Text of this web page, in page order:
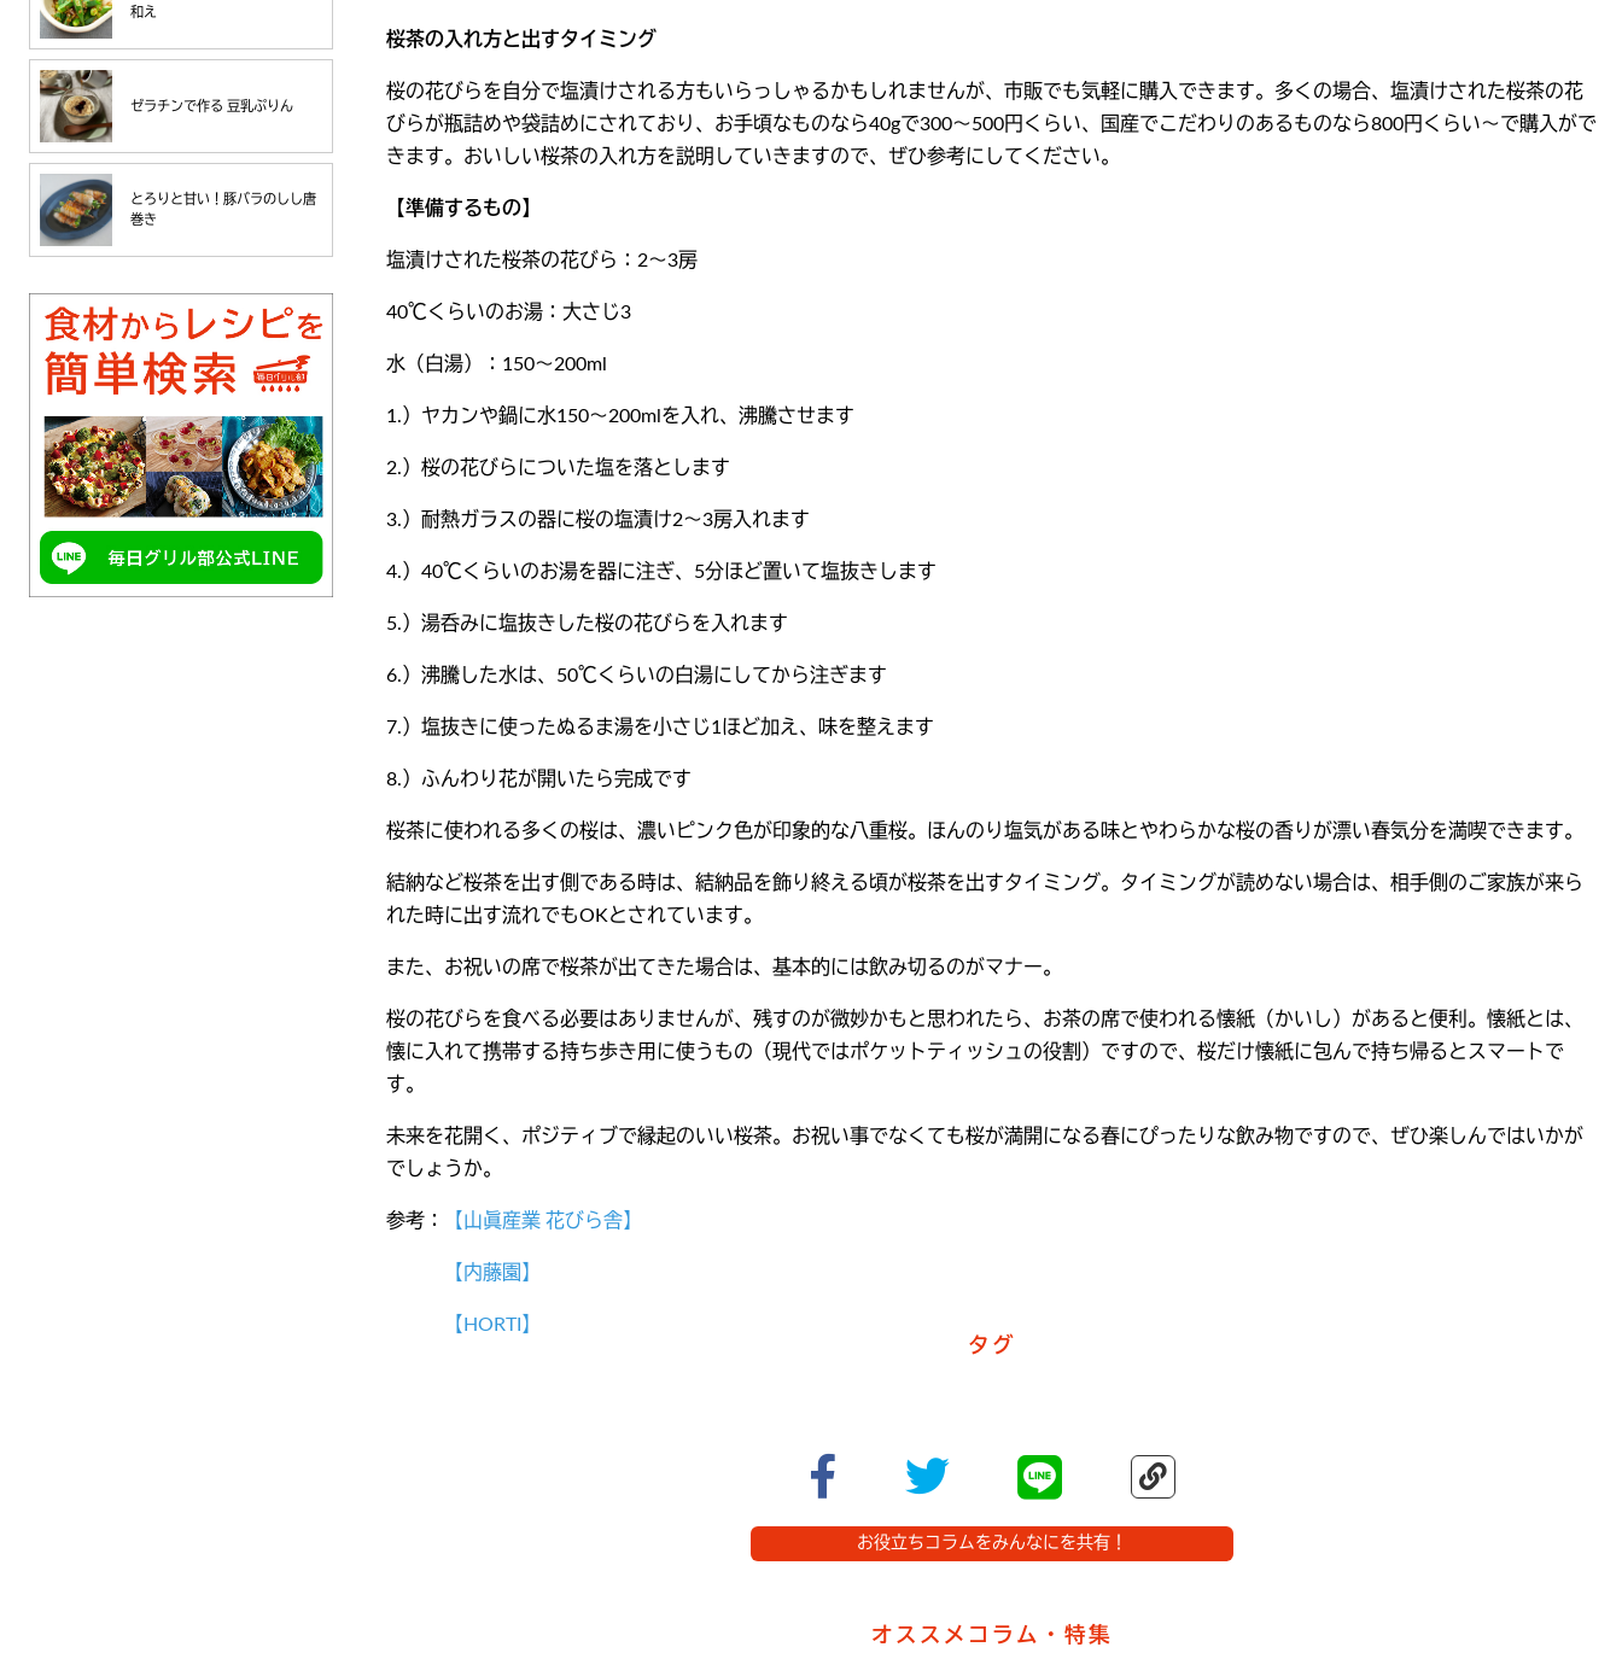
和え
ゼラチンで作る 豆乳ぷりん
とろりと甘い！豚バラのしし唐
巻き
桜茶の入れ方と出すタイミング
桜の花びらを自分で塩漬けされる方もいらっしゃるかもしれませんが、市販でも気軽に購入できます。多くの場合、塩漬けされた桜茶の花
びらが瓶詰めや袋詰めにされており、お手頃なものなら40gで300〜500円くらい、国産でこだわりのあるものなら800円くらい〜で購入がで
きます。おいしい桜茶の入れ方を説明していきますので、ぜひ参考にしてください。
【準備するもの】
塩漬けされた桜茶の花びら：2〜3房
40℃くらいのお湯：大さじ3
水（白湯）：150〜200ml
1.）ヤカンや鍋に水150〜200mlを入れ、沸騰させます
2.）桜の花びらについた塩を落とします
3.）耐熱ガラスの器に桜の塩漬け2〜3房入れます
4.）40℃くらいのお湯を器に注ぎ、5分ほど置いて塩抜きします
5.）湯呑みに塩抜きした桜の花びらを入れます
6.）沸騰した水は、50℃くらいの白湯にしてから注ぎます
7.）塩抜きに使ったぬるま湯を小さじ1ほど加え、味を整えます
8.）ふんわり花が開いたら完成です
桜茶に使われる多くの桜は、濃いピンク色が印象的な八重桜。ほんのり塩気がある味とやわらかな桜の香りが漂い春気分を満喫できます。
結納など桜茶を出す側である時は、結納品を飾り終える頃が桜茶を出すタイミング。タイミングが読めない場合は、相手側のご家族が来ら
れた時に出す流れでもOKとされています。
また、お祝いの席で桜茶が出てきた場合は、基本的には飲み切るのがマナー。
桜の花びらを食べる必要はありませんが、残すのが微妙かもと思われたら、お茶の席で使われる懐紙（かいし）があると便利。懐紙とは、
懐に入れて携帯する持ち歩き用に使うもの（現代ではポケットティッシュの役割）ですので、桜だけ懐紙に包んで持ち帰るとスマートで
す。
未来を花開く、ポジティブで縁起のいい桜茶。お祝い事でなくても桜が満開になる春にぴったりな飲み物ですので、ぜひ楽しんではいかが
でしょうか。
参考： 【山眞産業 花びら舎】
【内藤園】
【HORTI】
タグ
お役立ちコラムをみんなにを共有！
オススメコラム・特集